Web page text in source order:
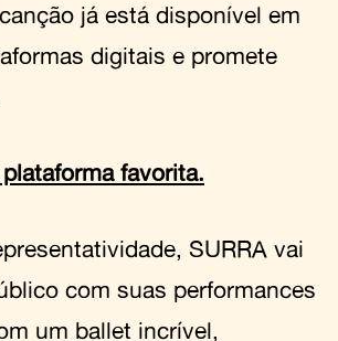
já está disponível em
digitais e promete
favorita.
SURRA vai
com suas performances
um ballet incrível,